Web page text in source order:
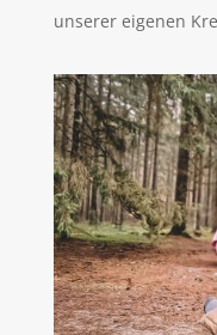
unserer eigenen